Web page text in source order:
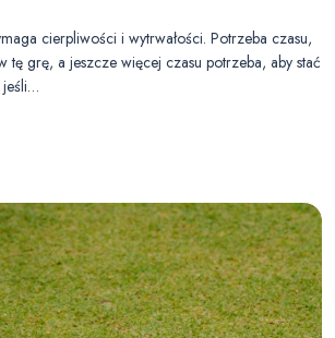
cierpliwości i wytrwałości. Potrzeba czasu,
tę grę, a jeszcze więcej czasu potrzeba, aby stać
jeśli…